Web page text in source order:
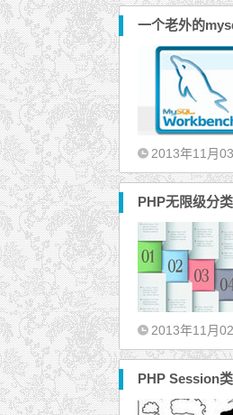
一个老外的
2013年11月
PHP无限级分
2013年11月
PHP Session类